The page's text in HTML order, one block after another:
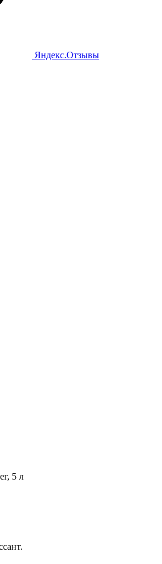
Яндекс.Отзывы
5 л